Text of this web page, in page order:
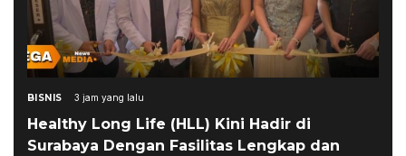
BISNIS 3 jam yang lalu
Healthy Long Life (HLL) Kini Hadir di
Surabaya Dengan Fasilitas Lengkap dan